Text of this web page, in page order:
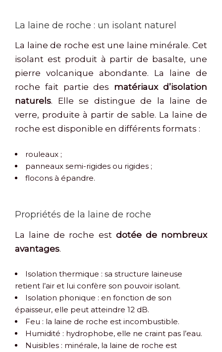
La laine de roche : un isolant naturel
La laine de roche est une laine minérale. Cet
isolant est produit à partir de basalte, une
pierre volcanique abondante. La laine de
roche fait partie des matériaux d’isolation
naturels. Elle se distingue de la laine de
verre, produite à partir de sable. La laine de
roche est disponible en différents formats :
rouleaux ;
panneaux semi-rigides ou rigides ;
flocons à épandre.
Propriétés de la laine de roche
La laine de roche est dotée de nombreux
avantages.
Isolation thermique : sa structure laineuse
retient l’air et lui confère son pouvoir isolant.
Isolation phonique : en fonction de son
épaisseur, elle peut atteindre 12 dB.
Feu : la laine de roche est incombustible.
Humidité : hydrophobe, elle ne craint pas l’eau.
Nuisibles : minérale, la laine de roche est